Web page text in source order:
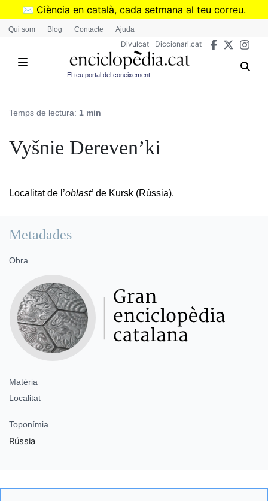
Vés
✉️ Ciència en català, cada setmana al teu correu.
➜Subscriu-te al butlletí de Divulcat
Qui som Blog Contacte Ajuda
Divulcat Diccionari.cat
El teu portal del coneixement
Temps de lectura: 1 min
Vyšnie Dereven’ki
Localitat de l’oblast’ de Kursk (Rússia).
Metadades
Obra
Matèria
Localitat
Toponímia
Rússia